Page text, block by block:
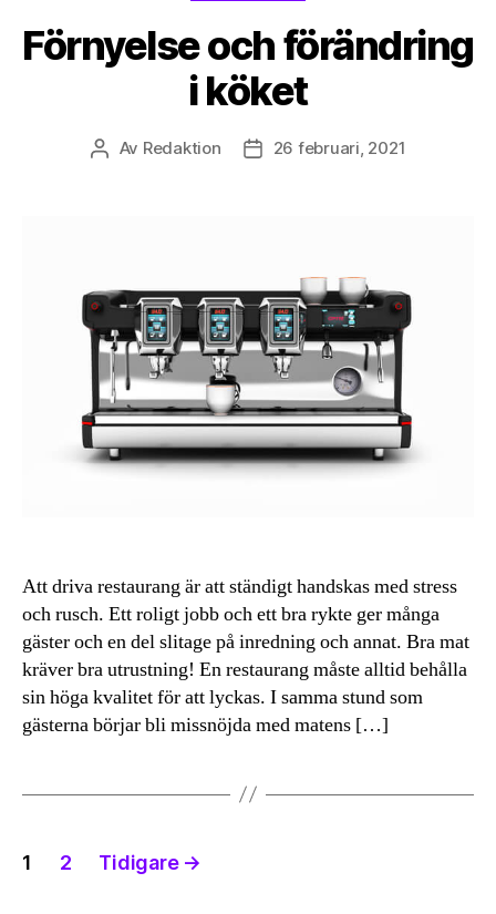
Förnyelse och förändring
i köket
Inläggsförfattare
Av Redaktion Inläggsdatum
26 februari, 2021
Att driva restaurang är att ständigt handskas med stress
och rusch. Ett roligt jobb och ett bra rykte ger många
gäster och en del slitage på inredning och annat. Bra mat
kräver bra utrustning! En restaurang måste alltid behålla
sin höga kvalitet för att lyckas. I samma stund som
gästerna börjar bli missnöjda med matens […]
Inläggsnavigering
1 2 Tidigare →